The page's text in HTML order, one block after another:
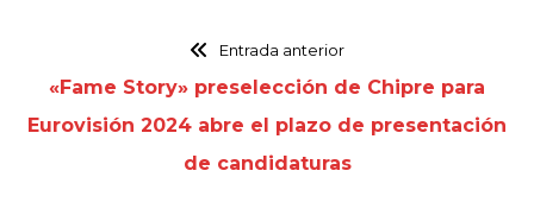
Entrada anterior
«Fame Story» preselección de Chipre para
Eurovisión 2024 abre el plazo de presentación
de candidaturas